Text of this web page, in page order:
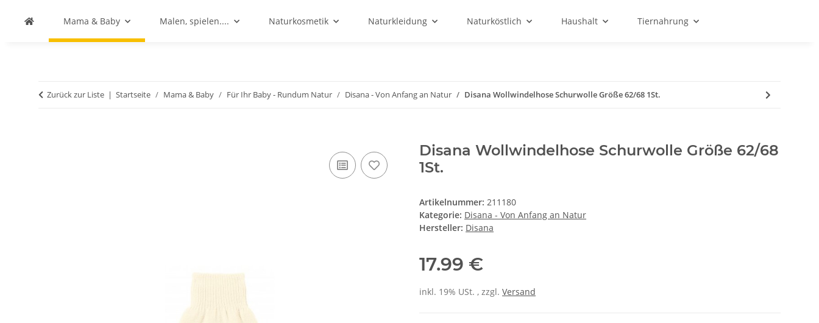
Mama & Baby Malen, spielen.... Naturkosmetik Naturkleidung Naturköstlich Haushalt Tiernahrung
Zurück zur Liste Startseite Mama & Baby Für Ihr Baby - Rundum Natur Disana - Von Anfang an Natur Disana Wollwindelhose Schurwolle Größe 62/68 1St.
Disana Wollwindelhose Schurwolle Größe 62/68
1St.
Artikelnummer: 211180
Kategorie: Disana - Von Anfang an Natur
Hersteller: Disana
17.99 €
inkl. 19% USt. , zzgl. Versand